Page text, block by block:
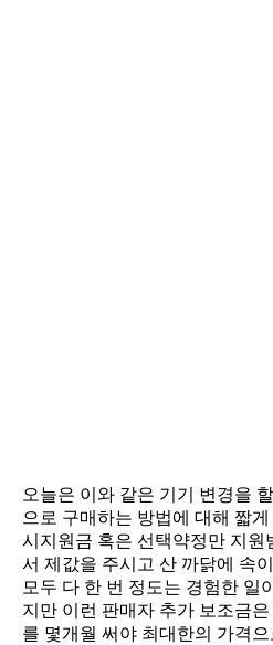
오늘은 이와 같은 기기 변경을
으로 구매하는 방법에 대해 짧
시지원금 혹은 선택약정만 지원
서 제값을 주시고 산 까닭에 속
모두 다 한 번 정도는 경험한 일
지만 이런 판매자 추가 보조금
를 몇개월 써야 최대한의 가격